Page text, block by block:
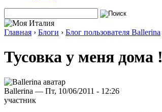
Главная › Блоги › Блог пользователя Ballerina
Тусовка у меня дома !
Ballerina — Пт, 10/06/2011 - 12:26
участник